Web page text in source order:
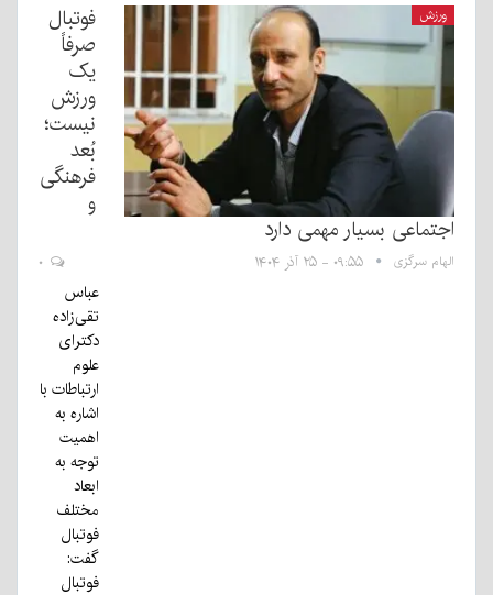
ورزش
فوتبال
صرفاً
یک
ورزش
نیست؛
بُعد
فرهنگی
و
اجتماعی بسیار مهمی دارد
الهام سرگزی ۰۹:۵۵ - ۲۵ آذر ۱۴۰۴
عباس
تقی‌زاده
دکترای
علوم
ارتباطات با
اشاره به
اهمیت
توجه به
ابعاد
مختلف
فوتبال
گفت:
فوتبال